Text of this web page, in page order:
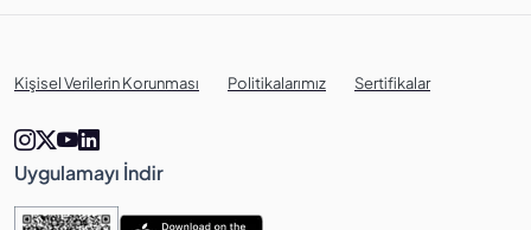
Kişisel Verilerin Korunması Politikalarımız Sertifikalar
Uygulamayı İndir